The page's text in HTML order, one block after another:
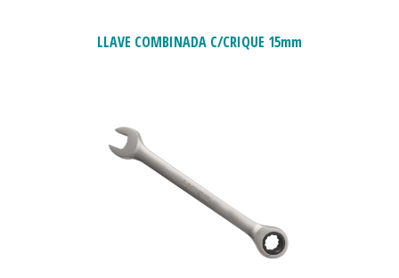
LLAVE COMBINADA C/CRIQUE 15mm